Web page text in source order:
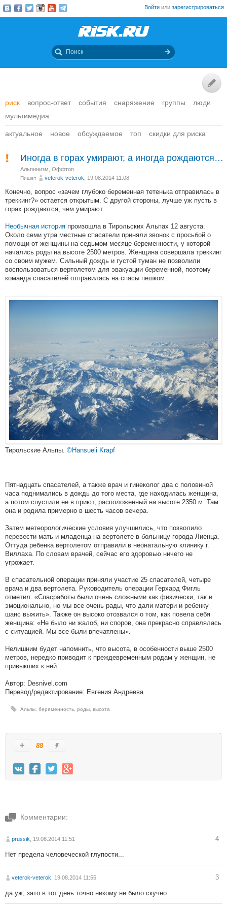
Войти или зарегистрироваться
риск вопрос-ответ события снаряжение группы
люди
мультимедиа
актуальное новое обсуждаемое топ скидки для риска
Иногда в горах умирают, а иногда рождаются…
Альпинизм Оффтоп
Пишет veterok-veterok , 19.08.2014 11:08
Конечно, вопрос «зачем глубоко беременная тетенька отправилась в
треккинг?» остается открытым. С другой стороны, лучше уж пусть в
горах рождаются, чем умирают…
Необычная история произошла в Тирольских Альпах 12 августа.
Около семи утра местные спасатели приняли звонок с просьбой о
помощи от женщины на седьмом месяце беременности, у которой
начались роды на высоте 2500 метров. Женщина совершала треккинг
со своим мужем. Сильный дождь и густой туман не позволили
воспользоваться вертолетом для эвакуации беременной, поэтому
команда спасателей отправилась на спасы пешком.
Тирольские Альпы. ©Hansueli Krapf
Пятнадцать спасателей, а также врач и гинеколог два с половиной
часа поднимались в дождь до того места, где находилась женщина,
а потом спустили ее в приют, расположенный на высоте 2350 м. Там
она и родила примерно в шесть часов вечера.
Затем метеорологические условия улучшились, что позволило
перевести мать и младенца на вертолете в больницу города Лиенца.
Оттуда ребенка вертолетом отправили в неонатальную клинику г.
Виллаха. По словам врачей, сейчас его здоровью ничего не
угрожает.
В спасательной операции приняли участие 25 спасателей, четыре
врача и два вертолета. Руководитель операции Герхард Фигль
отметил: «Спасработы были очень сложными как физически, так и
эмоционально, но мы все очень рады, что дали матери и ребенку
шанс выжить». Также он высоко отозвался о том, как повела себя
женщина: «Не было ни жалоб, ни споров, она прекрасно справлялась
с ситуацией. Мы все были впечатлены».
Нелишним будет напомнить, что высота, в особенности выше 2500
метров, нередко приводит к преждевременным родам у женщин, не
привыкших к ней.
Автор: Desnivel.com
Перевод/редактирование: Евгения Андреева
Альпы беременность роды высота
88
Комментарии:
prussik , 19.08.2014 11:51 4
Нет предела человеческой глупости...
veterok-veterok , 19.08.2014 11:55 3
да уж, зато в тот день точно никому не было скучно...